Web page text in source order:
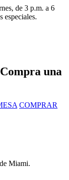
de 3 p.m. a 6
especiales.
una
COMPRAR
Miami.